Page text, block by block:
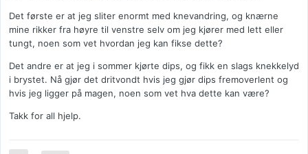
Det første er at jeg sliter enormt med knevandring, og knærne
mine rikker fra høyre til venstre selv om jeg kjører med lett eller
tungt, noen som vet hvordan jeg kan fikse dette?
Det andre er at jeg i sommer kjørte dips, og fikk en slags knekkelyd
i brystet. Nå gjør det dritvondt hvis jeg gjør dips fremoverlent og
hvis jeg ligger på magen, noen som vet hva dette kan være?
Takk for all hjelp.